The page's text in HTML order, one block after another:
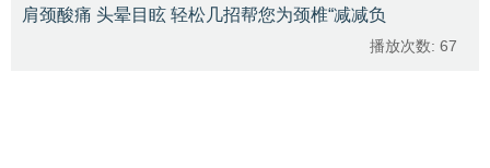
肩颈酸痛 头晕目眩 轻松几招帮您为颈椎“减减负
播放次数: 67